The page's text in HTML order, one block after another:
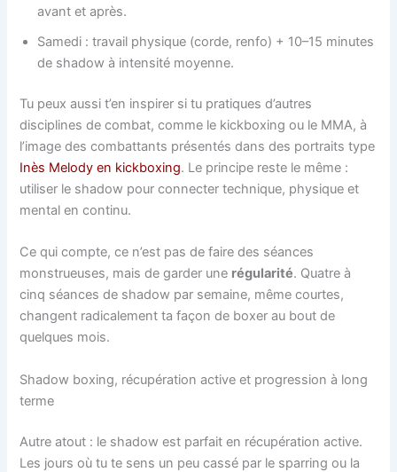
avant et après.
Samedi : travail physique (corde, renfo) + 10–15 minutes
de shadow à intensité moyenne.
Tu peux aussi t’en inspirer si tu pratiques d’autres
disciplines de combat, comme le kickboxing ou le MMA, à
l’image des combattants présentés dans des portraits type
Inès Melody en kickboxing. Le principe reste le même :
utiliser le shadow pour connecter technique, physique et
mental en continu.
Ce qui compte, ce n’est pas de faire des séances
monstrueuses, mais de garder une régularité. Quatre à
cinq séances de shadow par semaine, même courtes,
changent radicalement ta façon de boxer au bout de
quelques mois.
Shadow boxing, récupération active et progression à long
terme
Autre atout : le shadow est parfait en récupération active.
Les jours où tu te sens un peu cassé par le sparring ou la